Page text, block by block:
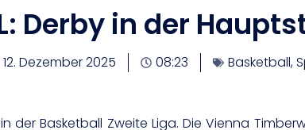
Derby in der
12. Dezember 2025 08:23 Basketball,
der Basketball Zweite Liga. Die Vienna